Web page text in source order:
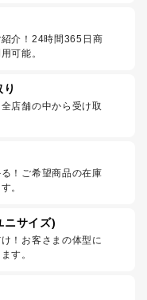
介！24時間365日商
可能。
店舗の中から受け取
！ご希望商品の在庫
。
ニサイズ)
！お客さまの体型に
す。